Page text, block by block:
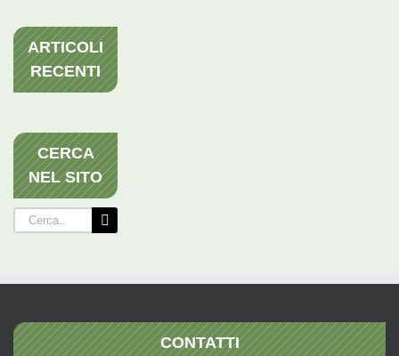
ARTICOLI
RECENTI
CERCA
NEL SITO
Cerca
per:
CONTATTI